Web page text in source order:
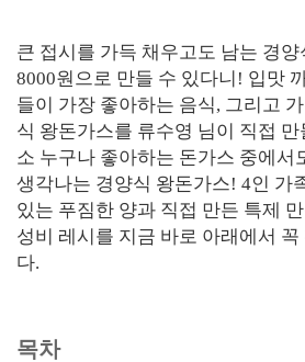
큰 접시를 가득 채우고도 남는 경
8000원으로 만들 수 있다니! 입맛
들이 가장 좋아하는 음식, 그리고
식 왕돈가스를 류수영 님이 직접
소 누구나 좋아하는 돈가스 중에서
생각나는 경양식 왕돈가스! 4인 가
있는 푸짐한 양과 직접 만든 특제
성비 레시를 지금 바로 아래에서
다.
목차